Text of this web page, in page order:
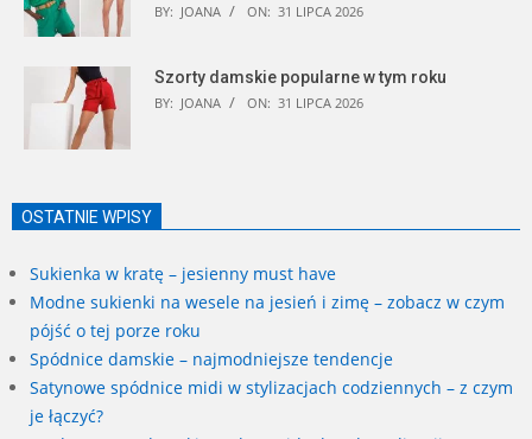
BY: JOANA ON: 31 LIPCA 2026
Szorty damskie popularne w tym roku
BY: JOANA ON: 31 LIPCA 2026
OSTATNIE WPISY
Sukienka w kratę – jesienny must have
Modne sukienki na wesele na jesień i zimę – zobacz w czym
pójść o tej porze roku
Spódnice damskie – najmodniejsze tendencje
Satynowe spódnice midi w stylizacjach codziennych – z czym
je łączyć?